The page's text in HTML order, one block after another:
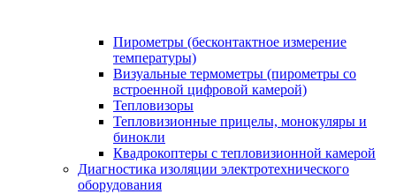
Пирометры (бесконтактное измерение
температуры)
Визуальные термометры (пирометры со
встроенной цифровой камерой)
Тепловизоры
Тепловизионные прицелы, монокуляры и
бинокли
Квадрокоптеры с тепловизионной камерой
Диагностика изоляции электротехнического
оборудования